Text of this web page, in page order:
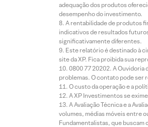
adequação dos produtos
desempenho do investimento.
A rentabilidade de produtos
indicativos de resultados
significativamente diferentes.
Este relatório é destinado à
site da XP. Fica proibida sua
0800 77 20202. A Ouvidoria
problemas. O contato pode ser
O custo da operação e a
A XP Investimentos se
A Avaliação Técnica e a
volumes, médias móveis entre
Fundamentalistas, que buscam